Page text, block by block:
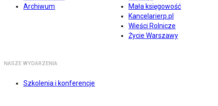
Archiwum
Mała księgowość
Kancelarierp.pl
Wieści Rolnicze
Życie Warszawy
NASZE WYDARZENIA
Szkolenia i konferencje